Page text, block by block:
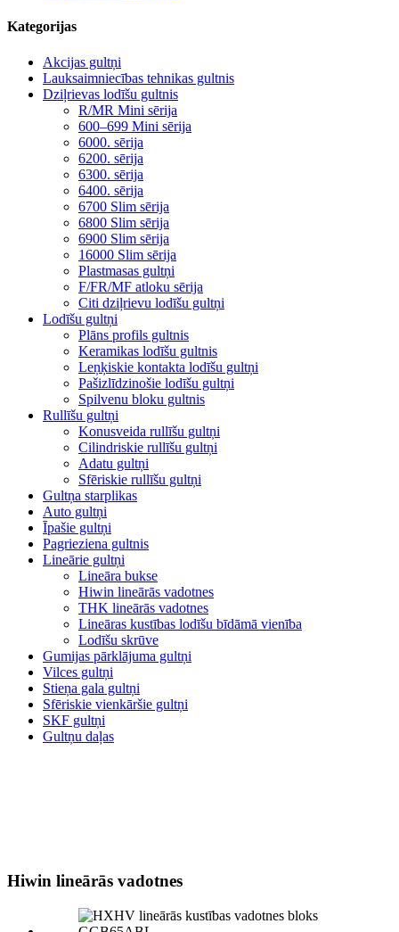
Kategorijas
Akcijas gultņi
Lauksaimniecības tehnikas gultnis
Dziļrievas lodīšu gultnis
R/MR Mini sērija
600–699 Mini sērija
6000. sērija
6200. sērija
6300. sērija
6400. sērija
6700 Slim sērija
6800 Slim sērija
6900 Slim sērija
16000 Slim sērija
Plastmasas gultņi
F/FR/MF atloku sērija
Citi dziļrievu lodīšu gultņi
Lodīšu gultņi
Plāns profils gultnis
Keramikas lodīšu gultnis
Leņķiskie kontakta lodīšu gultņi
Pašizlīdzinošie lodīšu gultņi
Spilvenu bloku gultnis
Rullīšu gultņi
Konusveida rullīšu gultņi
Cilindriskie rullīšu gultņi
Adatu gultņi
Sfēriskie rullīšu gultņi
Gultņa starplikas
Auto gultņi
Īpašie gultņi
Pagrieziena gultnis
Lineārie gultņi
Lineāra bukse
Hiwin lineārās vadotnes
THK lineārās vadotnes
Lineāras kustības lodīšu bīdāmā vienība
Lodīšu skrūve
Gumijas pārklājuma gultņi
Vilces gultņi
Stieņa gala gultņi
Sfēriskie vienkāršie gultņi
SKF gultņi
Gultņu daļas
Hiwin lineārās vadotnes